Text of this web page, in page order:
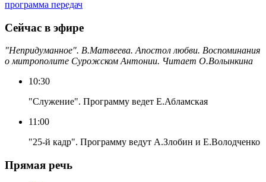
программа передач
Сейчас в эфире
"Непридуманное". В.Матвеева. Апостол любви. Воспоминания
о митрополите Сурожском Антонии. Читает О.Волынкина
10:30
"Служение". Программу ведет Е.Абламская
11:00
"25-й кадр". Программу ведут А.Злобин и Е.Володченко
Прямая речь